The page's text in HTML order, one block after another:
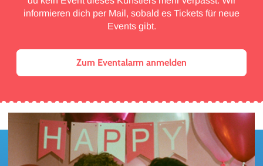
informieren dich per Mail, sobald es Tickets für neue
Events gibt.
Zum Eventalarm anmelden